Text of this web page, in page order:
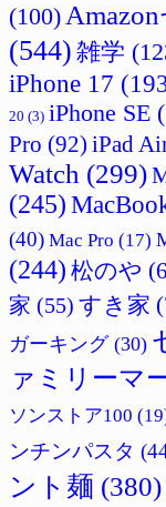
(100)
(544) 雑学
iPhone 17
20 (3) iPhone SE
Pro (92) iPad
Watch (299)
(245)
(40) Mac Pro (17)
(244) 松のや
家 (55) すき家
ガーキング(30)
ァミリーマ
ソンストア100
ンチンパスタ
ント麺 (380)